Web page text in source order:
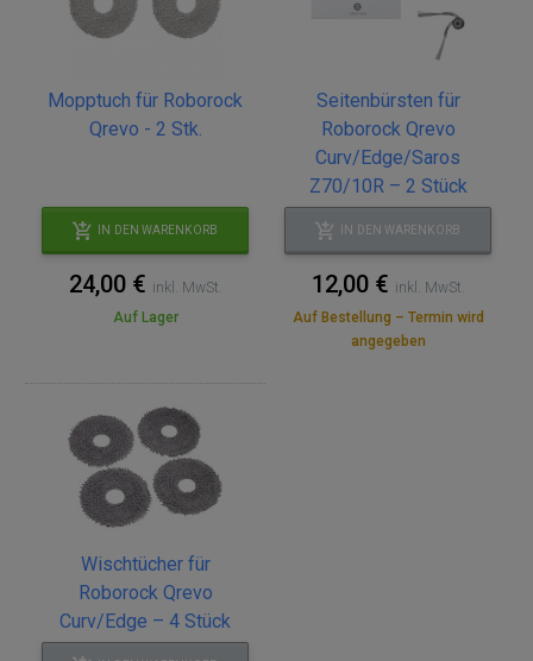
Mopptuch für Roborock
Qrevo - 2 Stk.
IN DEN WARENKORB
24,00 € inkl. MwSt.
Auf Lager
Seitenbürsten für
Roborock Qrevo
Curv/Edge/Saros
Z70/10R – 2 Stück
IN DEN WARENKORB
12,00 € inkl. MwSt.
Auf Bestellung – Termin wird
angegeben
Wischtücher für
Roborock Qrevo
Curv/Edge – 4 Stück